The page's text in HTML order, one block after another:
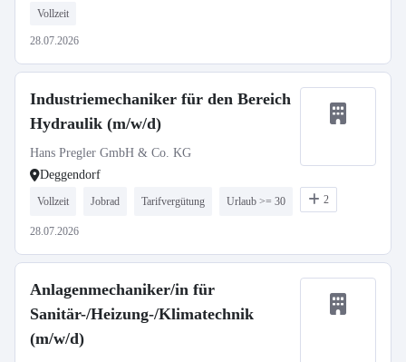
Vollzeit
28.07.2026
Industriemechaniker für den Bereich
Hydraulik (m/w/d)
Hans Pregler GmbH & Co. KG
Deggendorf
Vollzeit Jobrad Tarifvergütung Urlaub >= 30 2
28.07.2026
Anlagenmechaniker/in für
Sanitär-/Heizung-/Klimatechnik
(m/w/d)